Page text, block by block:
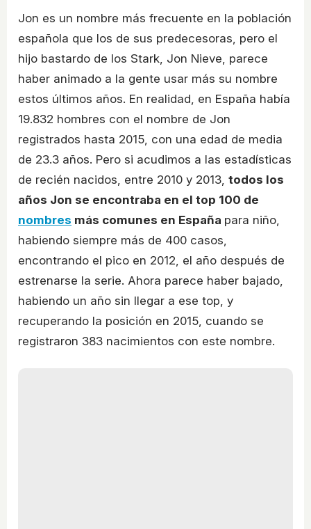
Jon es un nombre más frecuente en la población
española que los de sus predecesoras, pero el
hijo bastardo de los Stark, Jon Nieve, parece
haber animado a la gente usar más su nombre
estos últimos años. En realidad, en España había
19.832 hombres con el nombre de Jon
registrados hasta 2015, con una edad de media
de 23.3 años. Pero si acudimos a las estadísticas
de recién nacidos, entre 2010 y 2013, todos los
años Jon se encontraba en el top 100 de
nombres más comunes en España para niño,
habiendo siempre más de 400 casos,
encontrando el pico en 2012, el año después de
estrenarse la serie. Ahora parece haber bajado,
habiendo un año sin llegar a ese top, y
recuperando la posición en 2015, cuando se
registraron 383 nacimientos con este nombre.